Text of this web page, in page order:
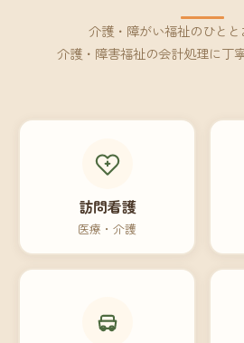
介護・障がい福祉のひとと
介護・障害福祉の会計処理に丁
訪問看護
医療・介護